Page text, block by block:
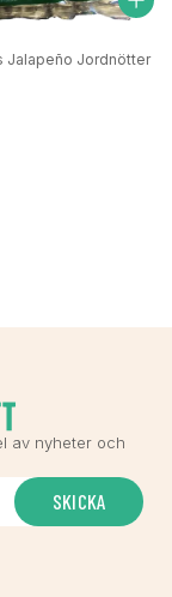
Jalapeño Jordnötter
av nyheter och
SKICKA